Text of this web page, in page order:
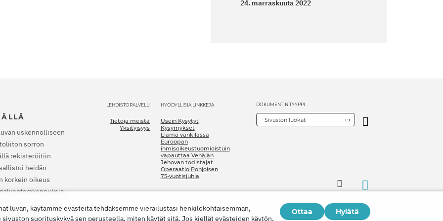
24. marraskuuta 2022
uskonnolliseen
sorron
rekisteröitiin
heidän
korkein oikeus
LEHDISTÖPALVELU
Tietoja meistä
Yksityisyys
HYÖDYLLISIÄ LINKKEJÄ
Usein Kysytyt
Kysymykset
Elämä vankilassa
Euroopan
ihmisoikeustuomioistuin
vapauttaa Venäjän
Jehovan todistajat
Operaatio Pohjoisen
75-vuotisjuhla
DOKUMENTIN TYYPPI
Sivuston luokat
Copyright © 2026
luvan, käytämme evästeitä tehdäksemme vierailustasi henkilökohtaisemman,
sivuston suorituskykyä sen perusteella, miten käytät sitä. Jos kiellät evästeiden käytön,
Ottaa Hylätä